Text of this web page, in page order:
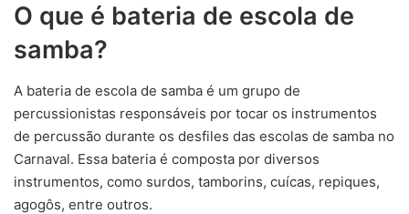
O que é bateria de escola de
samba?
A bateria de escola de samba é um grupo de
percussionistas responsáveis por tocar os instrumentos
de percussão durante os desfiles das escolas de samba no
Carnaval. Essa bateria é composta por diversos
instrumentos, como surdos, tamborins, cuícas, repiques,
agogôs, entre outros.